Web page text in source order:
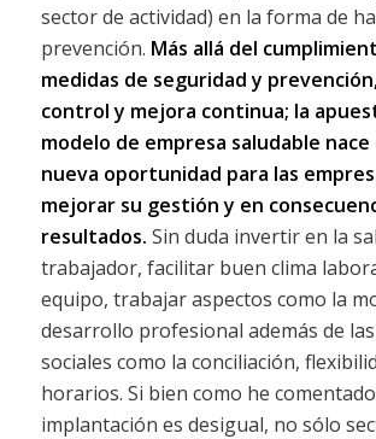
sector de actividad) en la forma de
prevención. Más allá del
medidas de seguridad y
control y mejora continua; la
modelo de empresa saludable nace
nueva oportunidad para las
mejorar su gestión y en
resultados. Sin duda invertir en la
trabajador, facilitar buen clima
equipo, trabajar aspectos como la
desarrollo profesional además de
sociales como la conciliación,
horarios. Si bien como he
implantación es desigual, no sólo